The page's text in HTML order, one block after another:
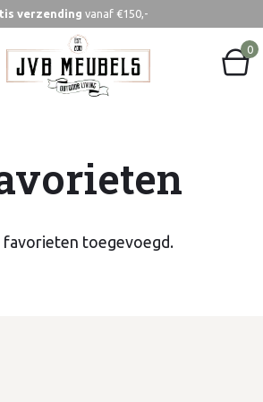
verzending vanaf €150,-
0
favorieten toegevoegd.